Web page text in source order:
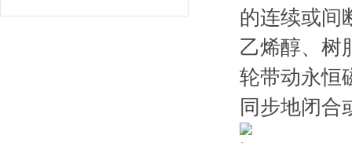
的连续或间
乙烯醇、树
轮带动永恒
同步地闭合